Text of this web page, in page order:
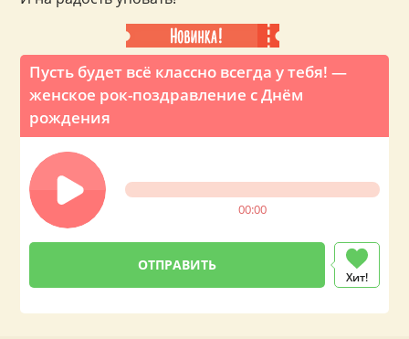
Пусть будет всё классно всегда у тебя! —
женское рок-поздравление с Днём
рождения
00:00
Хит!